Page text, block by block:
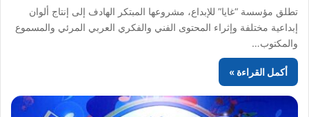
تطلق مؤسسة “غايا” للإبداع، مشروعها المبتكر الهادف إلى إنتاج ألوان
إبداعية مختلفة وإثراء المحتوى الفني والفكري العربي المرئي والمسموع
والمكتوب…
أكمل القراءة »